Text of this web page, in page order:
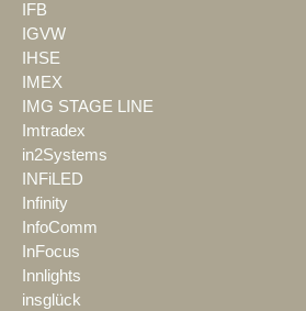
IFB
IGVW
IHSE
IMEX
IMG STAGE LINE
Imtradex
in2Systems
INFiLED
Infinity
InfoComm
InFocus
Innlights
insglück